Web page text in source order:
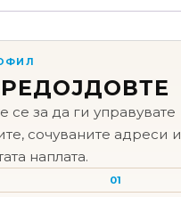
се за да ги управувате
сочуваните адреси и
наплата.
01